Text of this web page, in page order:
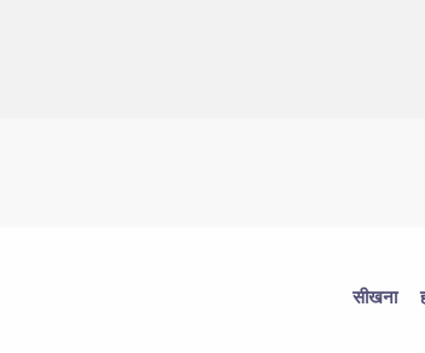
सीखना